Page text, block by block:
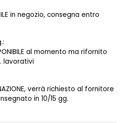
in negozio, consegna entro
al momento ma rifornito
lavorativi
verrà richiesto al fornitore
in 10/15 gg.